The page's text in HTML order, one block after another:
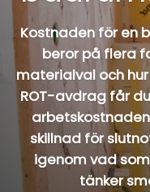
Kostnaden för en
beror på flera
materialval och
ROT-avdrag får
skillnad för
igenom vad
tänker